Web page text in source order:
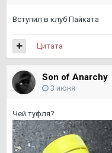
Вступил в клуб Пайката
Цитата
Son of Anarchy
3 июня
Чей туфля?